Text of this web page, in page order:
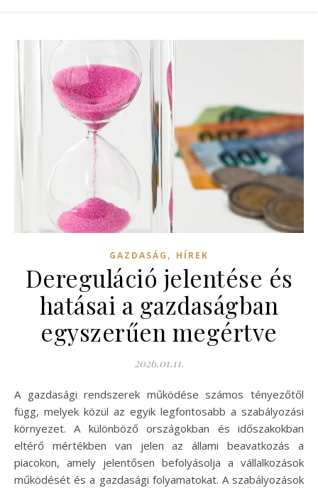
GAZDASÁG , HÍREK
Dereguláció jelentése és
hatásai a gazdaságban
egyszerűen megértve
2026.01.11.
A gazdasági rendszerek működése számos tényezőtől
függ, melyek közül az egyik legfontosabb a szabályozási
környezet. A különböző országokban és időszakokban
eltérő mértékben van jelen az állami beavatkozás a
piacokon, amely jelentősen befolyásolja a vállalkozások
működését és a gazdasági folyamatokat. A szabályozások